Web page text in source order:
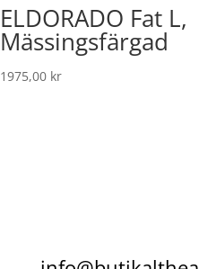
ELDORADO Fat L,
Mässingsfärgad
1975,00 kr